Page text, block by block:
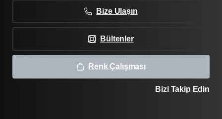
Bize Ulaşın
Bültenler
Renk Çalışması
Bizi Takip Edin